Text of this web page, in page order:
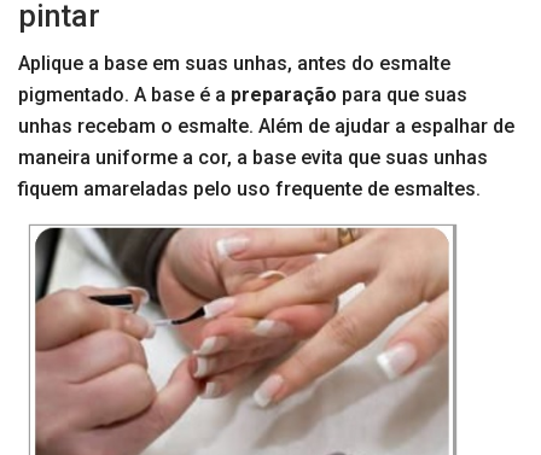
pintar
Aplique a base em suas unhas, antes do esmalte
pigmentado. A base é a preparação para que suas
unhas recebam o esmalte. Além de ajudar a espalhar de
maneira uniforme a cor, a base evita que suas unhas
fiquem amareladas pelo uso frequente de esmaltes.